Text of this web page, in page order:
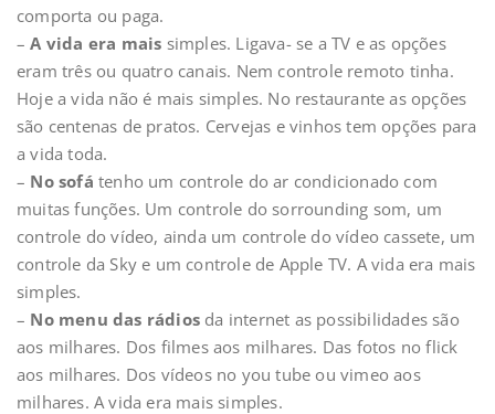
comporta ou paga.
–A vida era mais simples. Ligava- se a TV e as opções
eram três ou quatro canais. Nem controle remoto tinha.
Hoje a vida não é mais simples. No restaurante as opções
são centenas de pratos. Cervejas e vinhos tem opções para
a vida toda.
– No sofá tenho um controle do ar condicionado com
muitas funções. Um controle do sorrounding som, um
controle do vídeo, ainda um controle do vídeo cassete, um
controle da Sky e um controle de Apple TV. A vida era mais
simples.
– No menu das rádios da internet as possibilidades são
aos milhares. Dos filmes aos milhares. Das fotos no flick
aos milhares. Dos vídeos no you tube ou vimeo aos
milhares. A vida era mais simples.